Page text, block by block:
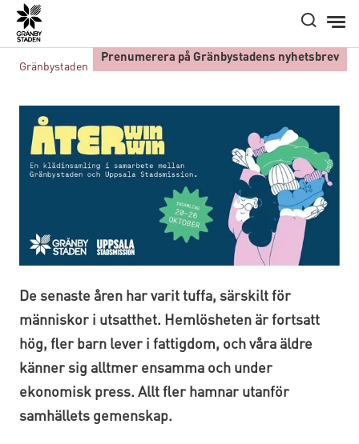
Hem
Prenumerera på Gränbystadens nyhetsbrev
Gränbystaden
De senaste åren har varit tuffa, särskilt för
människor i utsatthet. Hemlösheten är fortsatt
hög, fler barn lever i fattigdom, och våra äldre
känner sig alltmer ensamma och under
ekonomisk press. Allt fler hamnar utanför
samhällets gemenskap.